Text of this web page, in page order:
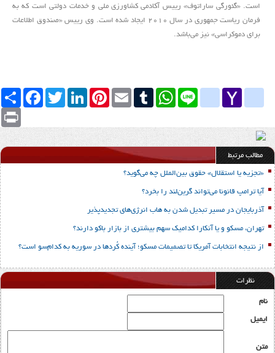
است. «گئورگی ساراتوف» رییس آکادمی کشاورزی ملی و خدمات دولتی است که به
فرمان ریاست جمهوری در سال 2010 ایجاد شده است. وی رییس «صندوق اطلاعات
برای دموکراسی» نیز می‌باشد.
Facebook TwitterLinkedInPinterest Email TumblrWhatsApp Line
google_bookmarks
Yahoo
yahoo_messenger
Print
مطالب مرتبط
«تجزیه یا استقلال» حقوق بین‌الملل چه می‌گوید؟
آیا ترامپ قانونا می‌تواند گرین‌لند را بخرد؟
آذربایجان در مسیر تبدیل شدن به هاب انرژی‌های تجدیدپذیر
تهران، مسکو و یا آنکارا کدامیک سهم بیشتری از بازار باکو دارند؟
از نتیجه انتخابات آمریکا تا تصمیمات مسکو؛ آینده کُردها در سوریه به کدام‌سو است؟
نظرات
نام
ایمیل
متن